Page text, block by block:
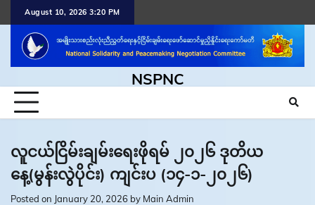
content
August 10, 2026 3:20 PM
NSPNC
လူငယ်ငြိမ်းချမ်းရေးဖိုရမ် ၂၀၂၆ ဒုတိယ
နေ့(မွန်းလွဲပိုင်း) ကျင်းပ (၁၄-၁-၂၀၂၆)
Posted on January 20, 2026 by Main Admin